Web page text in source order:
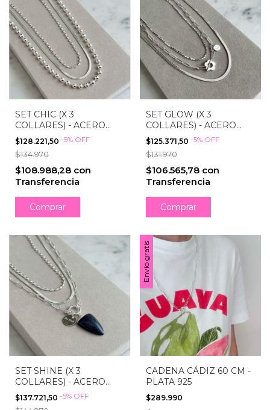
SET CHIC (X 3
COLLARES) - ACERO
BLANCO
$128.221,50 -5% OFF
$134.970
$108.988,28 con
Transferencia
SET GLOW (X 3
COLLARES) - ACERO
BLANCO
$125.371,50 -5% OFF
$131.970
$106.565,78 con
Transferencia
SET SHINE (X 3
COLLARES) - ACERO
BLANCO
$137.721,50 -5% OFF
Envío gratis
CADENA CÁDIZ 60 CM -
PLATA 925
$289.990